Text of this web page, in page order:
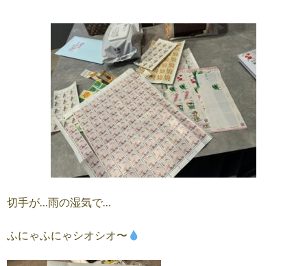
切手が…雨の湿気で…
ふにゃふにゃシオシオ〜